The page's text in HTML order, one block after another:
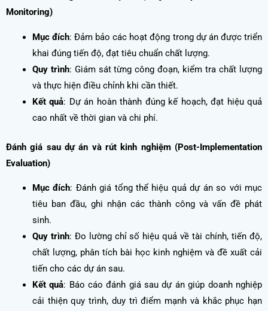
Monitoring)
Mục đích: Đảm bảo các hoạt động trong dự án được triển
khai đúng tiến độ, đạt tiêu chuẩn chất lượng.
Quy trình: Giám sát từng công đoạn, kiểm tra chất lượng
và thực hiện điều chỉnh khi cần thiết.
Kết quả: Dự án hoàn thành đúng kế hoạch, đạt hiệu quả
cao nhất về thời gian và chi phí.
Đánh giá sau dự án và rút kinh nghiệm (Post-Implementation
Evaluation)
Mục đích: Đánh giá tổng thể hiệu quả dự án so với mục
tiêu ban đầu, ghi nhận các thành công và vấn đề phát
sinh.
Quy trình: Đo lường chỉ số hiệu quả về tài chính, tiến độ,
chất lượng, phân tích bài học kinh nghiệm và đề xuất cải
tiến cho các dự án sau.
Kết quả: Báo cáo đánh giá sau dự án giúp doanh nghiệp
cải thiện quy trình, duy trì điểm mạnh và khắc phục hạn